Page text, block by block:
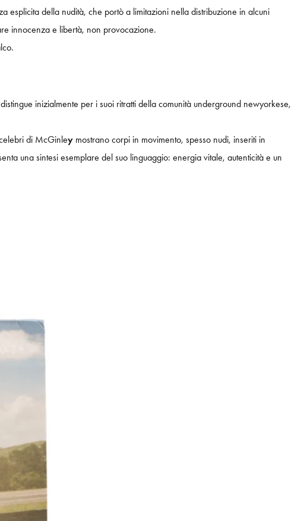
esplicita della nudità, che portò a limitazioni nella distribuzione in alcuni
innocenza e libertà, non provocazione.
inizialmente per i suoi ritratti della comunità underground newyorkese,
di McGinley mostrano corpi in movimento, spesso nudi, inseriti in
una sintesi esemplare del suo linguaggio: energia vitale, autenticità e un